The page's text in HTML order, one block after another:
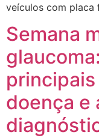
veículos com placa
Semana
doença e